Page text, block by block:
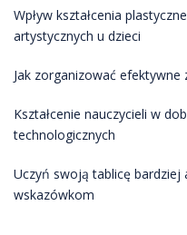
Wpływ kształcenia
artystycznych u dzieci
Jak zorganizować efektywne
Kształcenie nauczycieli w
technologicznych
Uczyń swoją tablicę
wskazówkom